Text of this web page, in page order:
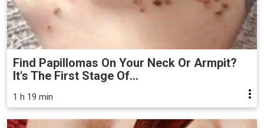
Find Papillomas On Your Neck Or Armpit?
It's The First Stage Of...
1 h 19 min